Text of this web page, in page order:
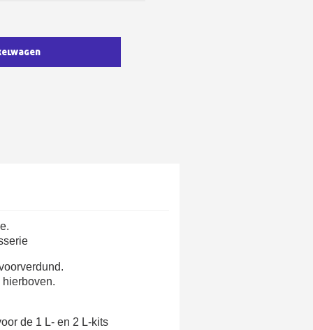
dan 1 minuut
shopping vouchers
bij elke bestelling
eerste bestelling
de 1 L- en 2 L-kits